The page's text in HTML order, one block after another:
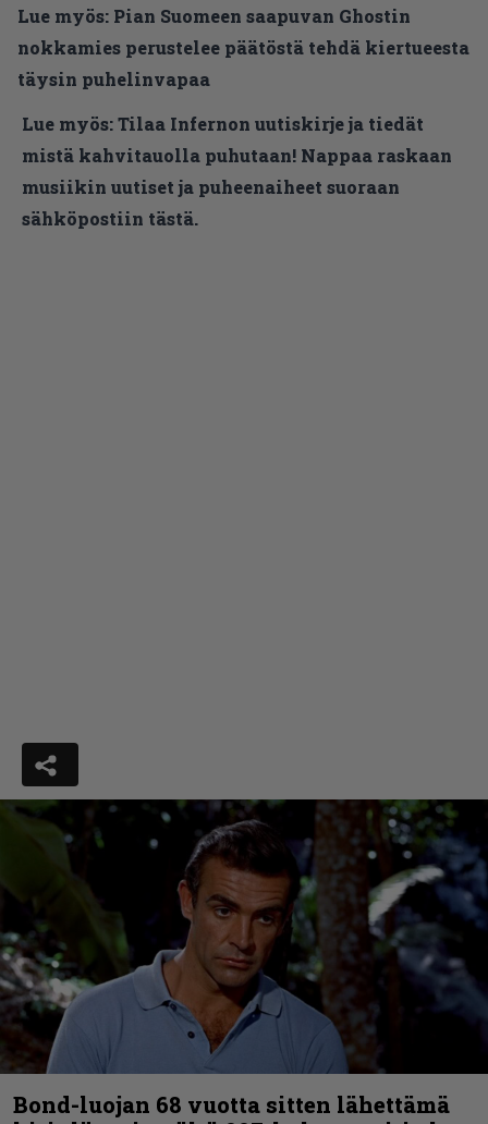
Lue myös: Pian Suomeen saapuvan Ghostin
nokkamies perustelee päätöstä tehdä kiertueesta
täysin puhelinvapaa
Lue myös:Tilaa Infernon uutiskirje ja tiedät
mistä kahvitauolla puhutaan! Nappaa raskaan
musiikin uutiset ja puheenaiheet suoraan
sähköpostiin tästä.
Bond-luojan 68 vuotta sitten lähettämä